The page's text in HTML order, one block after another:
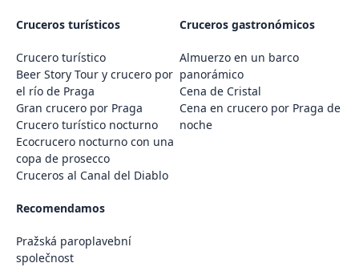
Cruceros turísticos
Crucero turístico
Beer Story Tour y crucero por
el río de Praga
Gran crucero por Praga
Crucero turístico nocturno
Ecocrucero nocturno con una
copa de prosecco
Cruceros al Canal del Diablo
Cruceros gastronómicos
Almuerzo en un barco
panorámico
Cena de Cristal
Cena en crucero por Praga de
noche
Recomendamos
Pražská paroplavební
společnost